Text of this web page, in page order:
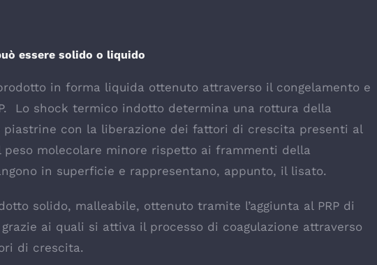
essere solido o liquido
in forma liquida ottenuto attraverso il congelamento e
Lo shock termico indotto determina una rottura della
piastrine con la liberazione dei fattori di crescita presenti al
peso molecolare minore rispetto ai frammenti della
in superficie e rappresentano, appunto, il lisato.
solido, malleabile, ottenuto tramite l’aggiunta al PRP di
ai quali si attiva il processo di coagulazione attraverso
di crescita.